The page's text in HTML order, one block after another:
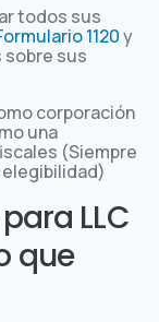
todos sus
1120y
sus
corporación
una
(Siempre
LLC
que